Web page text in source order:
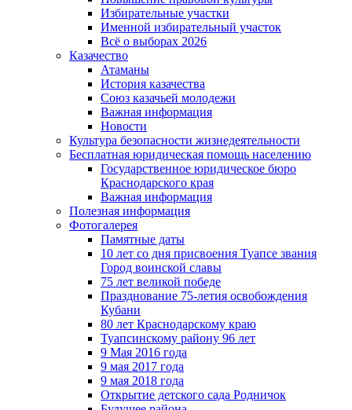
Избирательные участки
Именной избирательный участок
Всё о выборах 2026
Казачество
Атаманы
История казачества
Союз казачьей молодежи
Важная информация
Новости
Культура безопасности жизнедеятельности
Бесплатная юридическая помощь населению
Государственное юридическое бюро
Краснодарского края
Важная информация
Полезная информация
Фотогалерея
Памятные даты
10 лет со дня присвоения Туапсе звания
Город воинской славы
75 лет великой победе
Празднование 75-летия освобождения
Кубани
80 лет Краснодарскому краю
Туапсинскому району 96 лет
9 Мая 2016 года
9 мая 2017 года
9 мая 2018 года
Открытие детского сада Родничок